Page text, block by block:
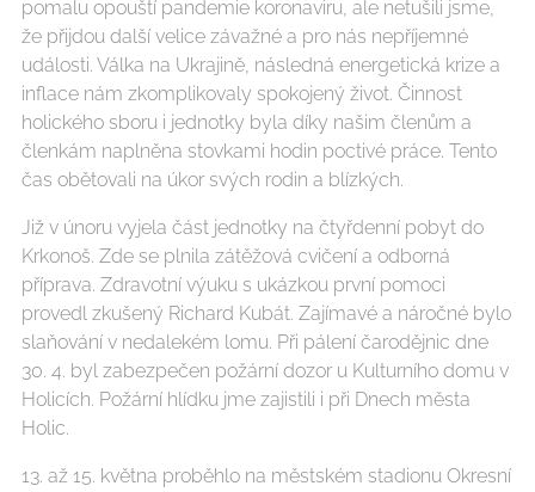
pomalu opouští pandemie koronaviru, ale netušili jsme,
že přijdou další velice závažné a pro nás nepříjemné
události. Válka na Ukrajině, následná energetická krize a
inflace nám zkomplikovaly spokojený život. Činnost
holického sboru i jednotky byla díky našim členům a
členkám naplněna stovkami hodin poctivé práce. Tento
čas obětovali na úkor svých rodin a blízkých.
Již v únoru vyjela část jednotky na čtyřdenní pobyt do
Krkonoš. Zde se plnila zátěžová cvičení a odborná
příprava. Zdravotní výuku s ukázkou první pomoci
provedl zkušený Richard Kubát. Zajímavé a náročné bylo
slaňování v nedalekém lomu. Při pálení čarodějnic dne
30. 4. byl zabezpečen požární dozor u Kulturního domu v
Holicích. Požární hlídku jme zajistili i při Dnech města
Holic.
13. až 15. května proběhlo na městském stadionu Okresní